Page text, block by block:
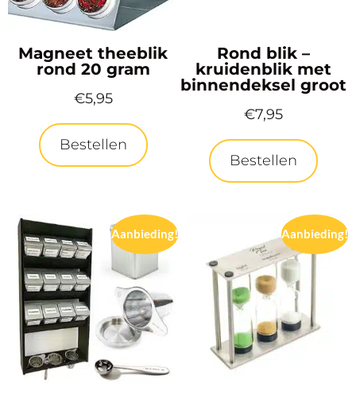
Magneet theeblik
rond 20 gram
€5,95
Bestellen
Rond blik –
kruidenblik met
binnendeksel groot
€7,95
Bestellen
Aanbieding! Aanbieding!